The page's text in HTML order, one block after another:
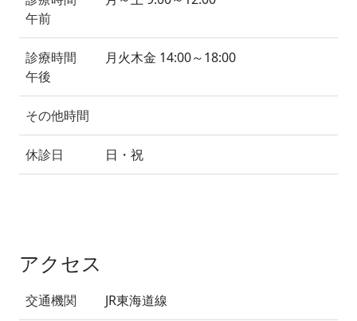
午前
診療時間
午後
月火木金 14:00～18:00
その他時間
休診日 日・祝
アクセス
交通機関 JR東海道線